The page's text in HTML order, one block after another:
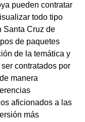
pueden contratar
todo tipo
Santa Cruz de
de paquetes
de la temática y
contratados por
manera
aficionados a las
más